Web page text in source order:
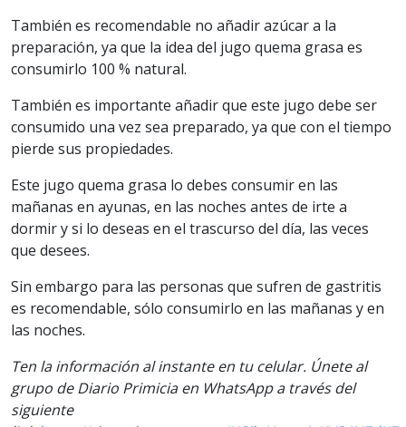
También es recomendable no añadir azúcar a la
preparación, ya que la idea del jugo quema grasa es
consumirlo 100 % natural.
También es importante añadir que este jugo debe ser
consumido una vez sea preparado, ya que con el tiempo
pierde sus propiedades.
Este jugo quema grasa lo debes consumir en las
mañanas en ayunas, en las noches antes de irte a
dormir y si lo deseas en el trascurso del día, las veces
que desees.
Sin embargo para las personas que sufren de gastritis
es recomendable, sólo consumirlo en las mañanas y en
las noches.
Ten la información al instante en tu celular. Únete al
grupo de Diario Primicia en WhatsApp a través del
siguiente